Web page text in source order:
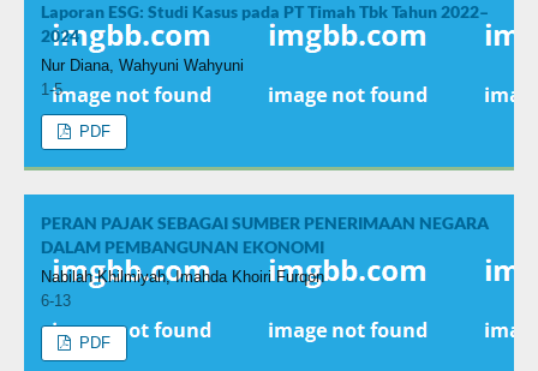
Laporan ESG: Studi Kasus pada PT Timah Tbk Tahun 2022–
2024
Nur Diana, Wahyuni Wahyuni
1-5
PDF
PERAN PAJAK SEBAGAI SUMBER PENERIMAAN NEGARA
DALAM PEMBANGUNAN EKONOMI
Nabilah Khilmiyah, Imahda Khoiri Furqon
6-13
PDF